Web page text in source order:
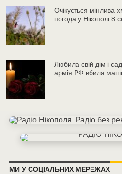
Очікується мінлива
погода у Нікополі 8
Любила свій дім і
армія РФ вбила
МИ У СОЦІАЛЬНИХ МЕРЕЖАХ